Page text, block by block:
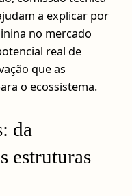
a explicar por
no mercado
real de
que as
o ecossistema.
da
estruturas